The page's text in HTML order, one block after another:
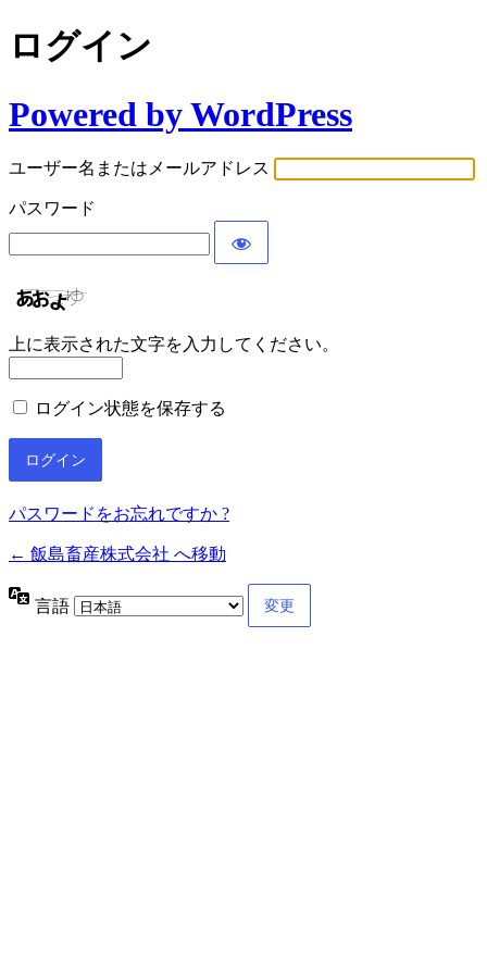
ログイン
Powered by WordPress
ユーザー名またはメールアドレス
パスワード
上に表示された文字を入力してください。
ログイン状態を保存する
パスワードをお忘れですか ?
← 飯島畜産株式会社 へ移動
言語